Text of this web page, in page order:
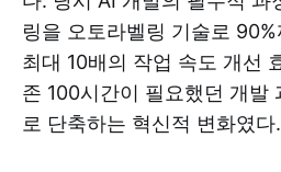
링을 오토라벨링 기술로
최대 10배의 작업 속도 개선
존 100시간이 필요했던 개발
로 단축하는 혁신적 변화였다.